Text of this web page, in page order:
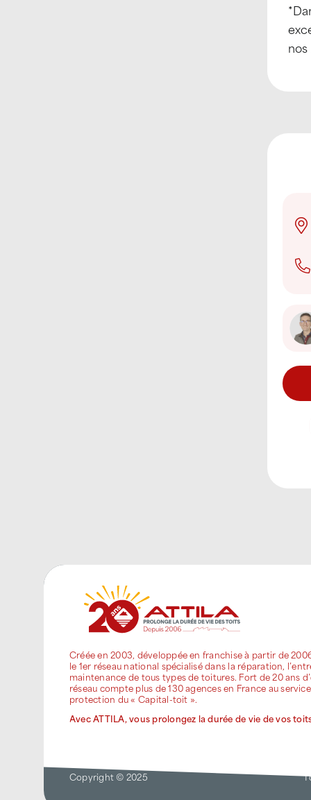
Créée en 2003, développée en franchise à partir de
le 1er réseau national spécialisé dans la réparation,
maintenance de tous types de toitures. Fort de 20 ans
réseau compte plus de 130 agences en France au
protection du « Capital-toit ».
Avec ATTILA, vous prolongez la durée de vie de vos
Copyright © 2025